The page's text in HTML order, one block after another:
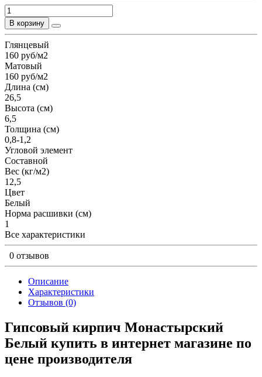
В корзину
Глянцевый
160 руб/м2
Матовый
160 руб/м2
Длина (см)
26,5
Высота (см)
6,5
Толщина (см)
0,8-1,2
Угловой элемент
Составной
Вес (кг/м2)
12,5
Цвет
Белый
Норма расшивки (см)
1
Все характеристики
0 отзывов
Описание
Характеристики
Отзывов (0)
Гипсовый кирпич Монастырский
Белый купить в интернет магазине по
цене производителя